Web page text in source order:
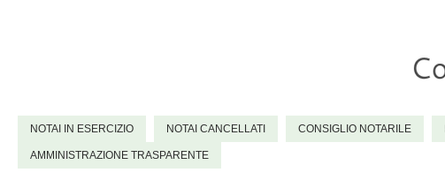
NOTAI IN ESERCIZIO NOTAI CANCELLATI CONSIGLIO NOTARILE
AMMINISTRAZIONE TRASPARENTE